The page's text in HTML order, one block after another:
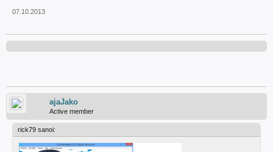
07.10.2013
ajaJako
Active member
rick79 sanoi: